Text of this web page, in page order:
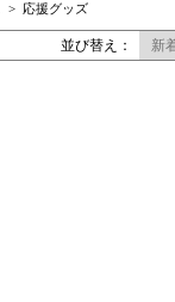
> 応援グッズ
並び替え： 新